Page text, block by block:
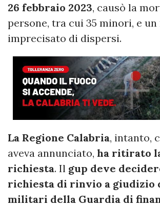
26 febbraio 2023, causò la
persone, tra cui 35 minori, e
imprecisato di dispersi.
La Regione Calabria, intanto,
aveva annunciato, ha ritirato
richiesta. Il gup deve
richiesta di rinvio a giudizio
militari della Guardia di